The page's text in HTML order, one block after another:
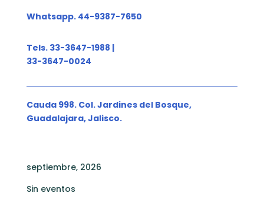
Whatsapp. 44-9387-7650
Tels. 33-3647-1988 |
33-3647-0024
Cauda 998. Col. Jardines del Bosque,
Guadalajara, Jalisco.
septiembre, 2026
Sin eventos